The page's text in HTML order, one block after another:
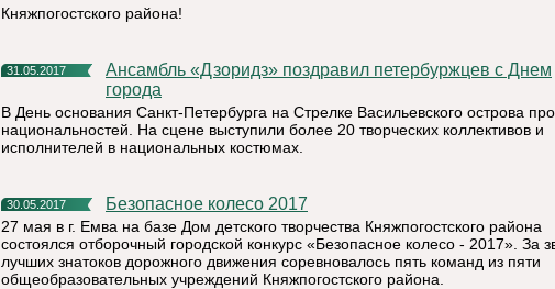
Княжпогостского района!
31.05.2017
Ансамбль «Дзоридз» поздравил петербуржцев с Днем
города
В День основания Санкт-Петербурга на Стрелке Васильевского острова
национальностей. На сцене выступили более 20 творческих коллективов и
исполнителей в национальных костюмах.
30.05.2017 Безопасное колесо 2017
27 мая в г. Емва на базе Дом детского творчества Княжпогостского района
состоялся отборочный городской конкурс «Безопасное колесо - 2017». За
лучших знатоков дорожного движения соревновалось пять команд из пяти
общеобразовательных учреждений Княжпогостского района.